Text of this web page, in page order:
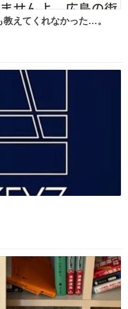
えてくれなかった…。